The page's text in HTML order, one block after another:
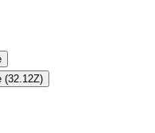
(32.12Z)